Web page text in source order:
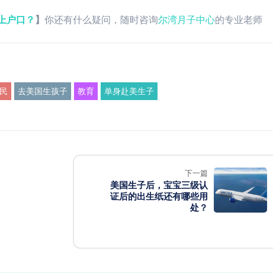
户口？ 】 你还有什么疑问，随时咨询尔湾月子中心的专业老师
去美国生孩子 教育 单身赴美生子
下一篇
美国生子后，宝宝三级认
证后的出生纸还有哪些用
处？